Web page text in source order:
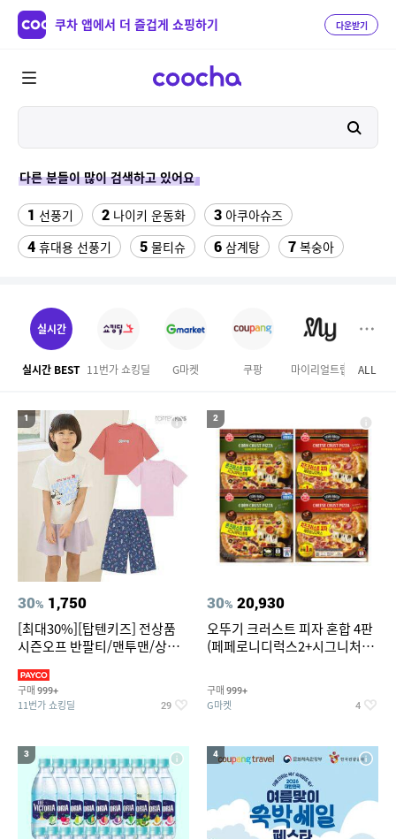
쿠차 앱에서 더 즐겁게 쇼핑하기 다운받기
다른 분들이 많이 검색하고 있어요
1 선풍기 2 나이키 운동화 3 아쿠아슈즈
4 휴대용 선풍기 5 물티슈 6 삼계탕 7 복숭아
11 서울랜드 자유이용권
14 엄마옷 디오션리조트
17 하이원 워터월드 18 테프론 테이프
중고음료수냉장고 스투시 키즈
ALL
실시간
실시간 BEST 11번가 쇼킹딜 G마켓 쿠팡 마이리얼트립
1
30% 1,750
[최대30%][탑텐키즈] 전상품
시즌오프 반팔티/맨투맨/상하
구매 999+
11번가 쇼킹딜 29
2
30% 20,930
오뚜기 크러스트 피자 혼합 4판
(페페로니디럭스2+시그니처익
구매 999+
G마켓 4
3 4